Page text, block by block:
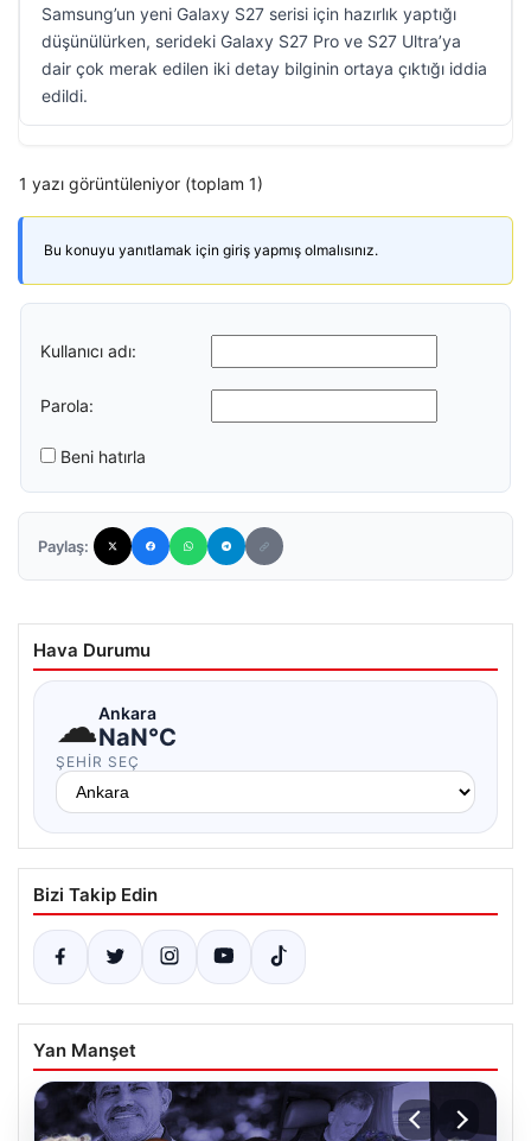
Samsung’un yeni Galaxy S27 serisi için hazırlık yaptığı
düşünülürken, serideki Galaxy S27 Pro ve S27 Ultra’ya
dair çok merak edilen iki detay bilginin ortaya çıktığı iddia
edildi.
1 yazı görüntüleniyor (toplam 1)
Bu konuyu yanıtlamak için giriş yapmış olmalısınız.
Kullanıcı adı:
Parola:
Beni hatırla
Paylaş:
Hava Durumu
☁Ankara
NaN°C
ŞEHIR SEÇ
Bizi Takip Edin
Yan Manşet